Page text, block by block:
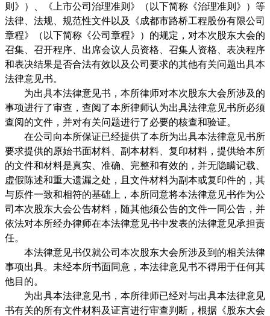
则》）、《上市公司治理准则》（以下简称《治理准则》）等
法律、法规、规范性文件以及《成都市路桥工程股份有限公司
章程》（以下简称《公司章程》）的规定，对本次股东大会的
召集、召开程序、出席会议人员资格、召集人资格、表决程序
和表决结果是否合法有效以及公司要求的其他有关问题出具本
法律意见书。
为出具本法律意见书，本所律师对本次股东大会所涉及的
事项进行了审查，查阅了本所律师认为出具法律意见书所必须
查阅的文件，并对有关问题进行了必要的核查和验证。
在公司向本所保证已经提供了本所为出具本法律意见书所
要求提供的原始书面材料、副本材料、复印材料，提供给本所
的文件和材料是真实、准确、完整和有效的，并无隐瞒记载、
虚假陈述和重大遗漏之处，且文件材料为副本或复印件的，其
与原件一致和相符的基础上，本所同意将本法律意见书作为公
司本次股东大会公告材料，随其他须公告的文件一同公告，并
依法对本所经办律师在本法律意见书中发表的法律意见承担责
任。
本法律意见书仅就公司本次股东大会所涉及到的相关法律
事项出具。未经本所书面同意，本法律意见书不得用于任何其
他目的。
为出具本法律意见书，本所律师已经对与出具本法律意见
书有关的所有文件材料及证言进行审查判断，根据《股东大会